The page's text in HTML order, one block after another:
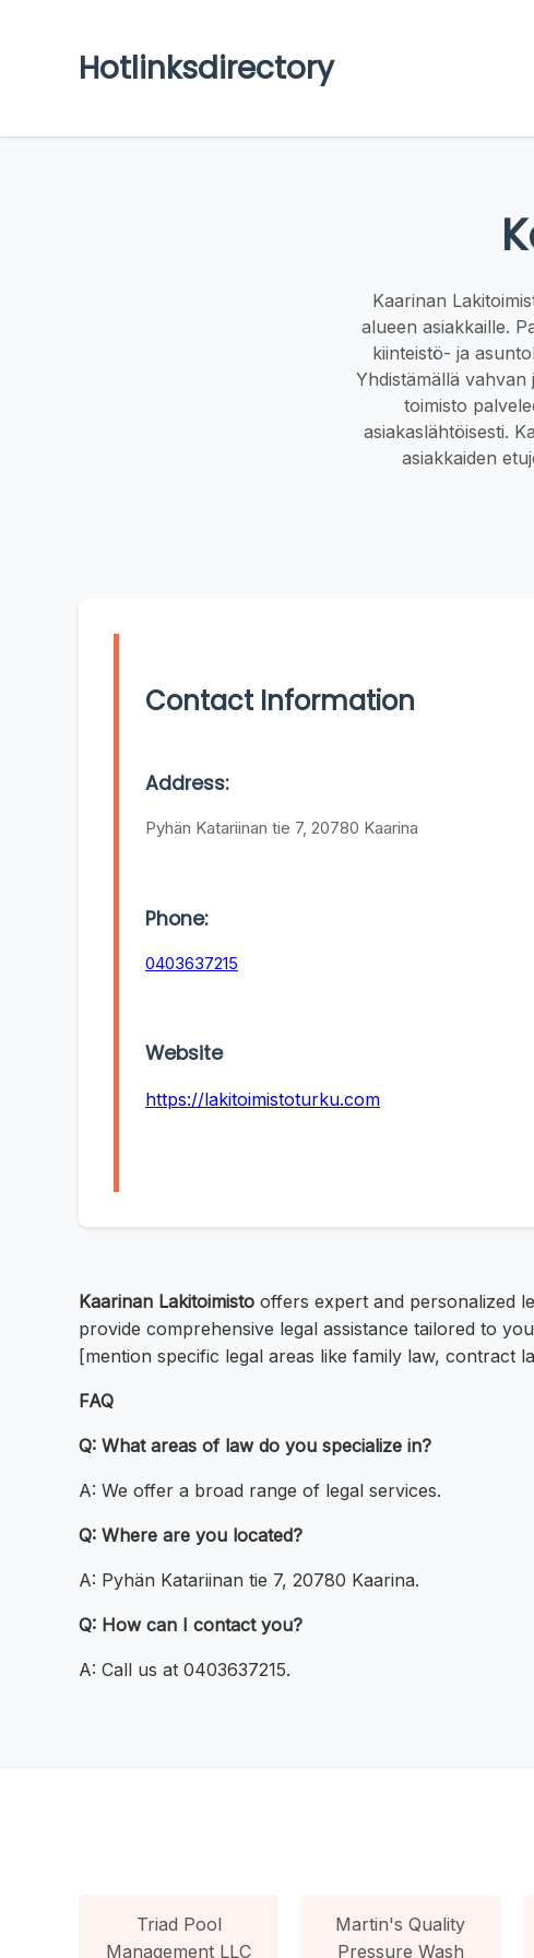
Hotlinksdirectory
Kaarinan
alueen asiakkaille.
kiinteistö- ja
Yhdistämällä vahvan
toimisto
asiakaslähtöisesti.
asiakkaiden
Contact Information
Address:
Pyhän Katariinan tie 7, 20780 Kaarina
Phone:
0403637215
Website
https://lakitoimistoturku.com
Kaarinan Lakitoimisto offers expert and personalized
provide comprehensive legal assistance tailored to
[mention specific legal areas like family law, contract
FAQ
Q: What areas of law do you specialize in?
A: We offer a broad range of legal services.
Q: Where are you located?
A: Pyhän Katariinan tie 7, 20780 Kaarina.
Q: How can I contact you?
A: Call us at 0403637215.
Triad Pool
Management LLC
Martin's Quality
Pressure Wash